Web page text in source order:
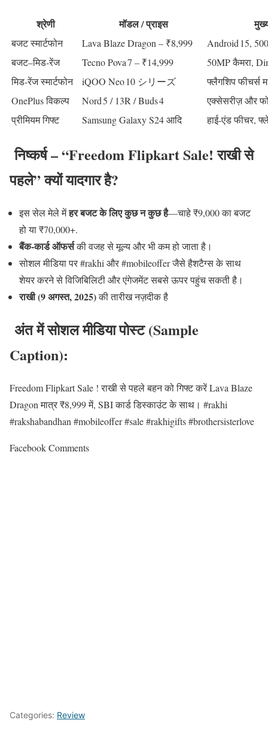
श्रेणी मॉडल / प्राइस
बजट स्मार्टफोन Lava Blaze Dragon – ₹8,999
Android 15,
बजट–मिड‑रेंज
Tecno Pova 7 – ₹14,999
50MP कैमरा,
मिड‑रेंज स्मार्टफोन
iQOO Neo 10 シリーズ
फ्लैगशिप फीचर्स
OnePlus विकल्प
Nord 5 / 13R / Buds 4
एक्सेसरीज़ और
प्रीमियम गिफ्ट
Samsung Galaxy S24 आदि हाई‑एंड फीचर,
निष्कर्ष – “Freedom Flipkart Sale! राखी से
पहले” क्यों यादगार है?
इस सेल मेले मेंहर बजट के लिए कुछ न कुछ है—चाहे ₹9,000 का बजट
हो या ₹70,000+.
बैंक‑कार्ड ऑफर्सकी वजह से मूल्य और भी कम हो जाता है।
सोशल मीडिया पर #rakhi और #mobileoffer जैसे हैशटैग्स के साथ
शेयर करने से विजिबिलिटी और एंगेजमेंट सबसे ऊपर पहुंच सकती है।
राखी (9 अगस्त, 2025)की तारीख नज़दीक है
अंत में सोशल मीडिया पोस्ट (Sample
Caption):
Freedom Flipkart Sale ! राखी से पहले बहन को गिफ्ट करें Lava Blaze
Dragon मात्र ₹8,999 में, SBI कार्ड डिस्काउंट के साथ। #rakhi
#rakshabandhan #mobileoffer #sale #rakhigifts #brothersisterlove
Facebook Comments
Categories: Review